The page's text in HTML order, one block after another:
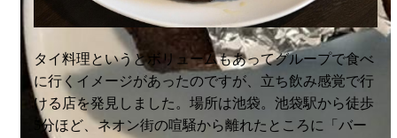
タイ料理というとボリュームもあってグループで食べ
に行くイメージがあったのですが、立ち飲み感覚で行
ける店を発見しました。場所は池袋。池袋駅から徒歩
5分ほど、ネオン街の喧騒から離れたところに「バー